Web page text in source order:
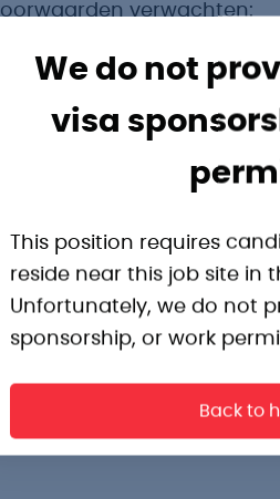
We do not
visa
This position requires
reside near this job site in
Unfortunately, we do not
sponsorship, or work
Back to
verwachten:
per maand inclusief
op voor later.
elke kilometer die je rijdt.
op.
jezelf verder te